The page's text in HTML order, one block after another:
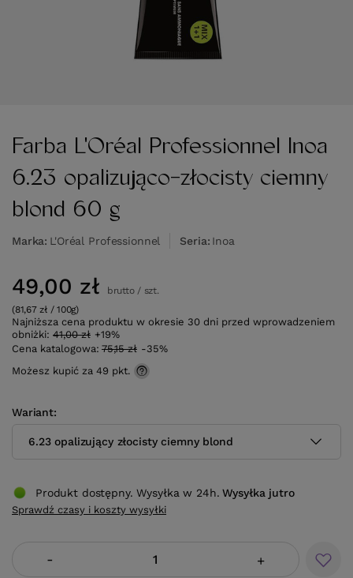
Farba L'Oréal Professionnel Inoa
6.23 opalizująco-złocisty ciemny
blond 60 g
Marka L'Oréal Professionnel Seria Inoa
Wariant
6.23 opalizujący złocisty ciemny blond
49,00 zł brutto/ szt.
(81,67 zł / 100g)
Najniższa cena produktu w okresie 30 dni przed wprowadzeniem
obniżki: 41,00 zł +19%
Cena katalogowa: 75,15 zł -35%
Możesz kupić za 49 pkt.
- +
Produkt dostępny. Wysyłka w 24h. Wysyłka jutro
Sprawdź czasy i koszty wysyłki